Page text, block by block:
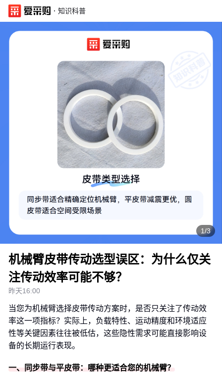
· 知识科普
1/3
机械臂皮带传动选型误区：为什么仅关
注传动效率可能不够？
昨天16:00
当您为机械臂选择皮带传动方案时，是否只关注了传动效
率这一项指标？实际上，负载特性、运动精度和环境适应
性等关键因素往往被低估，这些隐性需求可能直接影响设
备的长期运行表现。
一、同步带与平皮带：哪种更适合您的机械臂？